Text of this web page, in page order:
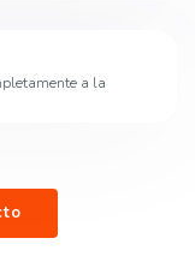
a la